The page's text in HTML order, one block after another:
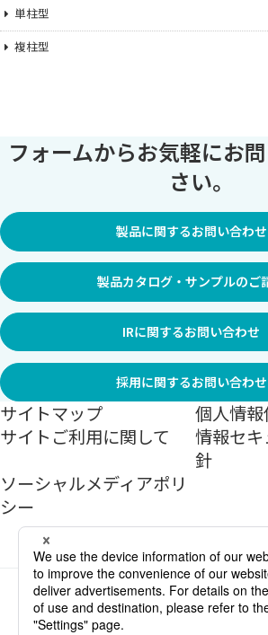
単柱型
複柱型
フォームからお気軽にお
さい。
製品に関するお問い合わせ
製品カタログ・サンプルのご
IRに関するお問い合わせ
採用に関するお問い合わせ
サイトマップ
個人情
サイトご利用に関して
情報セ
針
ソーシャルメディアポリ
シー
Copyright ©2026Sekisui Jushi